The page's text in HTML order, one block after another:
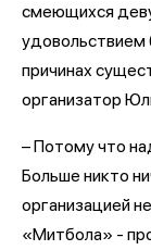
смеющихся
удовольствием
причинах
организатор
– Потому что
Больше никто
организацией
«Митбола» -